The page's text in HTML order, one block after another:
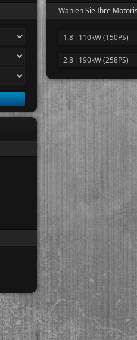
Wählen Sie Ihre
1.8 i 110kW (150PS)
2.8 i 190kW (258PS)